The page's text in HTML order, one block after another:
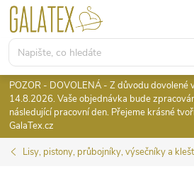
Přejít
obsah
POZOR - DOVOLENÁ - Z důvodu dovolené
14.8.2026. Vaše objednávka bude
následující pracovní den. Přejeme krásné
GalaTex.cz
Lisy, pistony, průbojníky, výsečníky a